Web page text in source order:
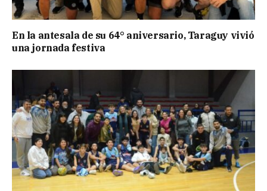
En la antesala de su 64° aniversario, Taraguy vivió
una jornada festiva